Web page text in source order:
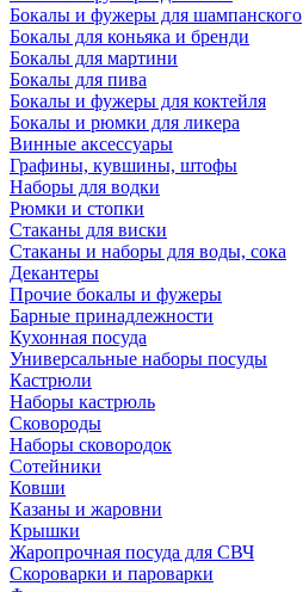
Бокалы и фужеры для шампанского
Бокалы для коньяка и бренди
Бокалы для мартини
Бокалы для пива
Бокалы и фужеры для коктейля
Бокалы и рюмки для ликера
Винные аксессуары
Графины, кувшины, штофы
Наборы для водки
Рюмки и стопки
Стаканы для виски
Стаканы и наборы для воды, сока
Декантеры
Прочие бокалы и фужеры
Барные принадлежности
Кухонная посуда
Универсальные наборы посуды
Кастрюли
Наборы кастрюль
Сковороды
Наборы сковородок
Сотейники
Ковши
Казаны и жаровни
Крышки
Жаропрочная посуда для СВЧ
Скороварки и пароварки